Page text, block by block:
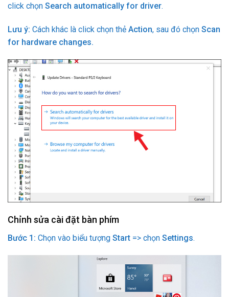
click chọn Search automatically for driver.
Lưu ý: Cách khác là click chọn thẻ Action, sau đó chọn Scan
for hardware changes.
Chỉnh sửa cài đặt bàn phím
Bước 1: Chọn vào biểu tượng Start => chọn Settings.